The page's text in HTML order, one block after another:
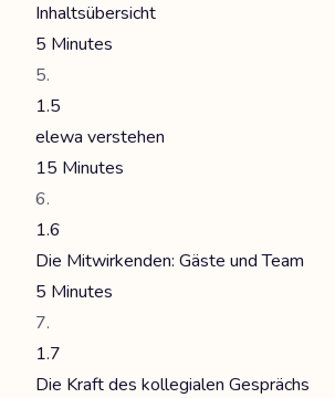
Inhaltsübersicht
5 Minutes
1.5
elewa verstehen
15 Minutes
1.6
Die Mitwirkenden: Gäste und Team
5 Minutes
1.7
Die Kraft des kollegialen Gesprächs